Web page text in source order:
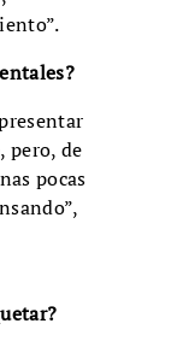
pero, de
pocas